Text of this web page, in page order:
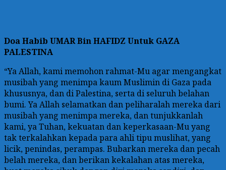
DoaHabib UMAR Bin HAFIDZ Untuk GAZA
PALESTINA
“Ya Allah, kami memohon rahmat-Mu agar mengangkat
musibah yang menimpa kaum Muslimin di Gaza pada
khususnya, dan di Palestina, serta di seluruh belahan
bumi. Ya Allah selamatkan dan peliharalah mereka dari
musibah yang menimpa mereka, dan tunjukkanlah
kami, ya Tuhan, kekuatan dan keperkasaan-Mu yang
tak terkalahkan kepada para ahli tipu muslihat, yang
licik, penindas, perampas. Bubarkan mereka dan pecah
belah mereka, dan berikan kekalahan atas mereka,